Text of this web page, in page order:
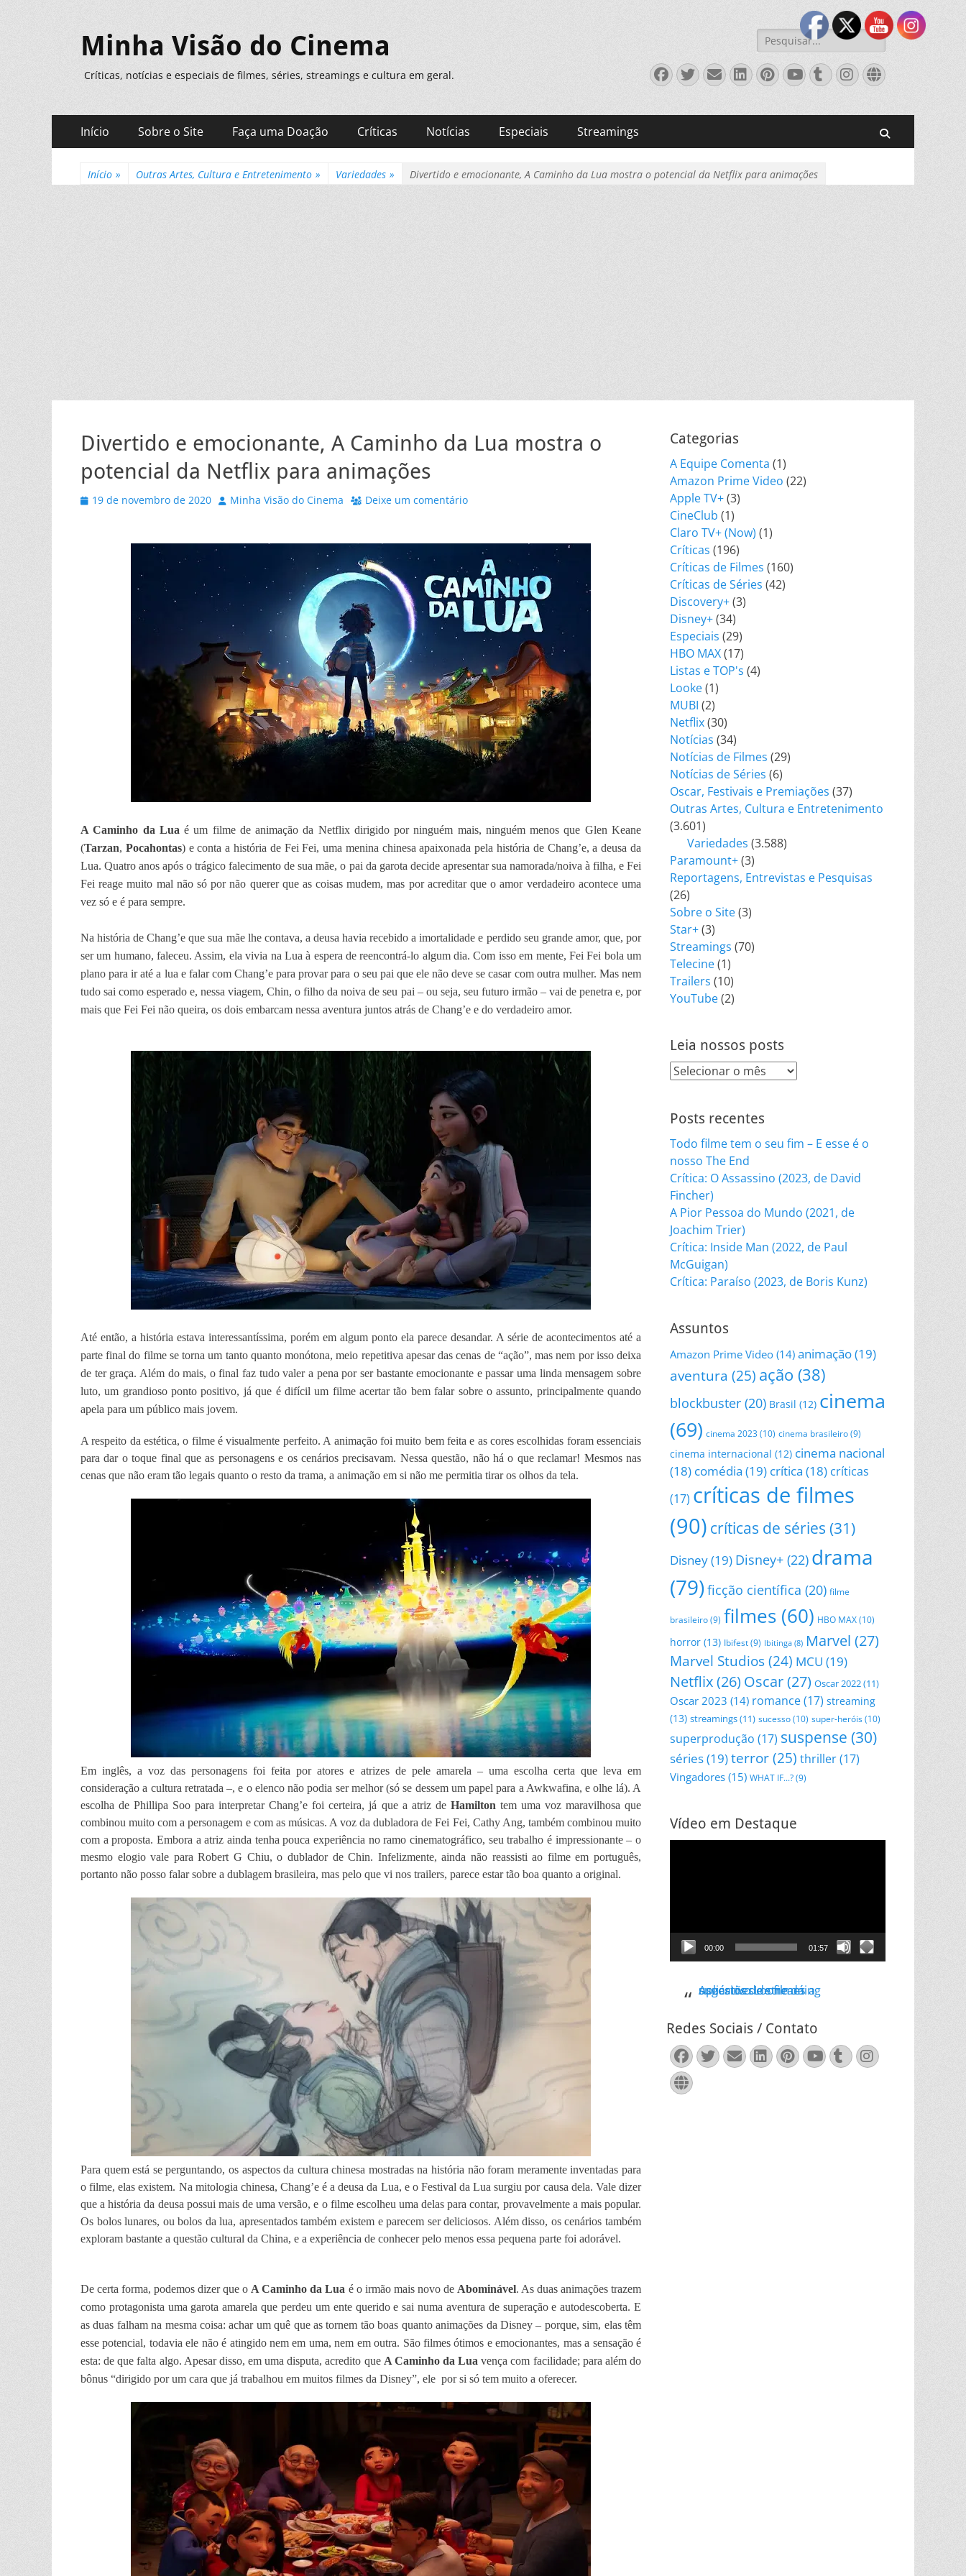
Minha Visão do Cinema
Críticas, notícias e especiais de filmes, séries, streamings e cultura em geral.
Pesquisar
por:
Facebook
Twitter
EmailLinkedIn
Pinterest
YouTube
Tumblr
Instagram
Website
Menu
principal
Pular
para
conteúdo
Início Sobre o Site Faça uma Doação Críticas Notícias Especiais Streamings
Início » Outras Artes, Cultura e Entretenimento » Variedades » Divertido e emocionante, A Caminho da Lua mostra o potencial da Netflix para animações
Divertido e emocionante, A Caminho da Lua mostra o
potencial da Netflix para animações
Posted
19 de novembro de 2020 AutorMinha Visão do Cinema Deixe um comentário
A Caminho da Lua é um filme de animação da Netflix dirigido por ninguém mais, ninguém menos que Glen Keane
(Tarzan, Pocahontas) e conta a história de Fei Fei, uma menina chinesa apaixonada pela história de Chang’e, a deusa da
Lua. Quatro anos após o trágico falecimento de sua mãe, o pai da garota decide apresentar sua namorada/noiva à filha, e Fei
Fei reage muito mal não só por não querer que as coisas mudem, mas por acreditar que o amor verdadeiro acontece uma
vez só e é para sempre.
Na história de Chang’e que sua mãe lhe contava, a deusa havia recebido a imortalidade e perdido seu grande amor, que, por
ser um humano, faleceu. Assim, ela vivia na Lua à espera de reencontrá-lo algum dia. Com isso em mente, Fei Fei bola um
plano para ir até a lua e falar com Chang’e para provar para o seu pai que ele não deve se casar com outra mulher. Mas nem
tudo sai como esperado e, nessa viagem, Chin, o filho da noiva de seu pai – ou seja, seu futuro irmão – vai de penetra e, por
mais que Fei Fei não queira, os dois embarcam nessa aventura juntos atrás de Chang’e e do verdadeiro amor.
Até então, a história estava interessantíssima, porém em algum ponto ela parece desandar. A série de acontecimentos até a
parte final do filme se torna um tanto quanto monótona, meio repetitiva apesar das cenas de “ação”, mas nem por isso deixa
de ter graça. Além do mais, o final faz tudo valer a pena por ser bastante emocionante e passar uma linda mensagem sobre
luto, um grandioso ponto positivo, já que é difícil um filme acertar tão bem falar sobre o assunto, principalmente quando
apela para um público mais jovem.
A respeito da estética, o filme é visualmente perfeito. A animação foi muito bem feita e as cores escolhidas foram essenciais
para dar o toque final que as personagens e os cenários precisavam. Nessa questão, não há o que reclamar! Mesmos nas
cenas que não eram tão legais quanto o resto da trama, a animação em si não me permitia tirar os olhos da tela.
Em inglês, a voz das personagens foi feita por atores e atrizes de pele amarela – uma escolha certa que leva em
consideração a cultura retratada –, e o elenco não podia ser melhor (só se dessem um papel para a Awkwafina, e olhe lá). A
escolha de Phillipa Soo para interpretar Chang’e foi certeira, já que a atriz de Hamilton tem uma voz maravilhosa que
combinou muito com a personagem e com as músicas. A voz da dubladora de Fei Fei, Cathy Ang, também combinou muito
com a proposta. Embora a atriz ainda tenha pouca experiência no ramo cinematográfico, seu trabalho é impressionante – o
mesmo elogio vale para Robert G Chiu, o dublador de Chin. Infelizmente, ainda não reassisti ao filme em português,
portanto não posso falar sobre a dublagem brasileira, mas pelo que vi nos trailers, parece estar tão boa quanto a original.
Para quem está se perguntando, os aspectos da cultura chinesa mostradas na história não foram meramente inventadas para
o filme, elas existem. Na mitologia chinesa, Chang’e é a deusa da Lua, e o Festival da Lua surgiu por causa dela. Vale dizer
que a história da deusa possui mais de uma versão, e o filme escolheu uma delas para contar, provavelmente a mais popular.
Os bolos lunares, ou bolos da lua, apresentados também existem e parecem ser deliciosos. Além disso, os cenários também
exploram bastante a questão cultural da China, e a experiência de conhecer pelo menos essa pequena parte foi adorável.
De certa forma, podemos dizer que o A Caminho da Lua é o irmão mais novo de Abominável. As duas animações trazem
como protagonista uma garota amarela que perdeu um ente querido e sai numa aventura de superação e autodescoberta. E
as duas falham na mesma coisa: achar um quê que as tornem tão boas quanto animações da Disney – porque, sim, elas têm
esse potencial, todavia ele não é atingido nem em uma, nem em outra. São filmes ótimos e emocionantes, mas a sensação é
esta: de que falta algo. Apesar disso, em uma disputa, acredito que A Caminho da Lua vença com facilidade; para além do
bônus “dirigido por um cara que já trabalhou em muitos filmes da Disney”, ele por si só tem muito a oferecer.
Categorias
A Equipe Comenta (1)
Amazon Prime Video (22)
Apple TV+(3)
CineClub (1)
Claro TV+ (Now) (1)
Críticas (196)
Críticas de Filmes (160)
Críticas de Séries (42)
Discovery+(3)
Disney+(34)
Especiais (29)
HBO MAX(17)
Listas e TOP's (4)
Looke(1)
MUBI (2)
Netflix(30)
Notícias (34)
Notícias de Filmes (29)
Notícias de Séries (6)
Oscar, Festivais e Premiações (37)
Outras Artes, Cultura e Entretenimento
(3.601)
Variedades (3.588)
Paramount+(3)
Reportagens, Entrevistas e Pesquisas
(26)
Sobre o Site(3)
Star+(3)
Streamings (70)
Telecine(1)
Trailers (10)
YouTube(2)
Leia nossos posts
Leia
Posts recentes
Todo filme tem o seu fim – E esse é o
nosso The End
Crítica: O Assassino (2023, de David
Fincher)
A Pior Pessoa do Mundo (2021, de
Joachim Trier)
Crítica: Inside Man (2022, de Paul
McGuigan)
Crítica: Paraíso (2023, de Boris Kunz)
Assuntos
Amazon Prime Video (14) animação(19)
aventura (25) ação (38)
blockbuster (20) Brasil (12) cinema
(69) cinema 2023(10) cinema brasileiro (9)
cinema internacional (12) cinema nacional
(18) comédia (19) crítica (18) críticas
(17) críticas de filmes
(90) críticas de séries (31)
Disney(19) Disney+ (22) drama
(79)ficção científica (20) filme
brasileiro (9) filmes (60) HBO MAX(10)
horror (13) Ibifest (9) Ibitinga (8) Marvel (27)
Marvel Studios(24) MCU (19)
Netflix(26) Oscar(27) Oscar 2022(11)
Oscar 2023 (14) romance(17) streaming
(13) streamings(11) sucesso(10) super-heróis(10)
superprodução (17) suspense (30)
séries(19)terror(25) thriller(17)
Vingadores (15) WHAT IF...? (9)
Vídeo em Destaque
00:00 01:57
Aplicativo Loone dá sugestões de filmes a usuários de streaming
Redes Sociais / Contato
Facebook
Twitter
EmailLinkedIn
Pinterest
YouTube
TumblrInstagram
Website